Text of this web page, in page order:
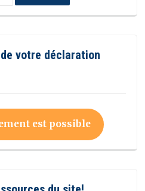
votre déclaration
est possible